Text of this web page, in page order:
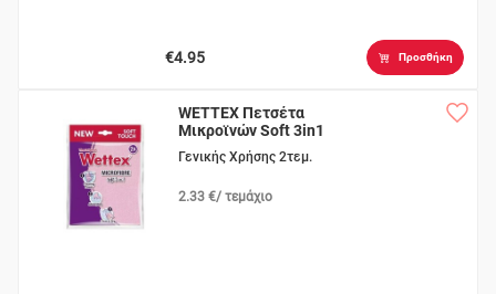
€4.95 Προσθήκη
WETTEX Πετσέτα
Μικροϊνών Soft 3in1
Γενικής Χρήσης 2τεμ.
2.33 €/ τεμάχιο